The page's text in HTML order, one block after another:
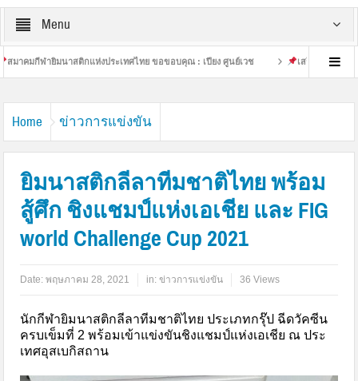
Menu
าสติกแห่งประเทศไทย ขอขอบคุณ : เปียง ศูนย์เวช เสร็จสิ้นการฝึกซ้อมที่หนักของ
Home ข่าวการแข่งขัน
ยิมนาสติกลีลาทีมชาติไทย พร้อม
สู้ศึก ชิงแชมป์แห่งเอเชีย และ FIG
world Challenge Cup 2021
Date:พฤษภาคม 28, 2021 in:ข่าวการแข่งขัน 36 Views
นักกีฬายิมนาสติกลีลาทีมชาติไทย ประเภทกรุ๊ป ฉีดวัคซีน
ครบเข็มที่ 2 พร้อมเข้าแข่งขันชิงแชมป์แห่งเอเชีย ณ ประ
เทศอุสเบกิสถาน